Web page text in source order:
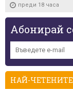
преди 18 часа
Абонирай
НАЙ-